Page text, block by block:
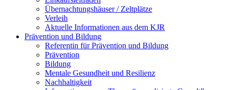
Übernachtungshäuser / Zeltplätze
Verleih
Aktuelle Informationen aus dem KJR
Prävention und Bildung
Referentin für Prävention und Bildung
Prävention
Bildung
Mentale Gesundheit und Resilienz
Nachhaltigkeit